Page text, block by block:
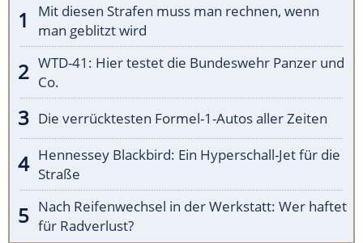
Mit diesen Strafen muss man rechnen, wenn
man geblitzt wird
WTD-41: Hier testet die Bundeswehr Panzer und
Co.
Die verrücktesten Formel-1-Autos aller Zeiten
Hennessey Blackbird: Ein Hyperschall-Jet für die
Straße
Nach Reifenwechsel in der Werkstatt: Wer haftet
für Radverlust?